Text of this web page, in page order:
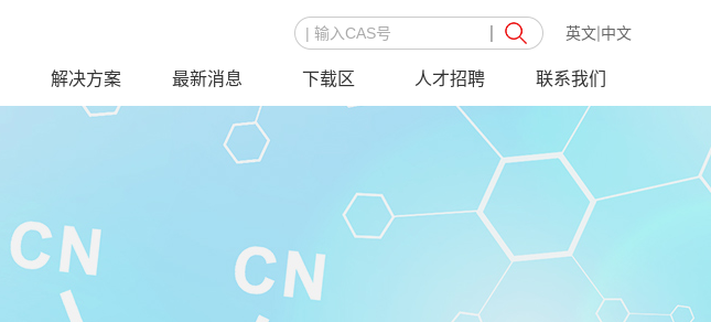
英文 中文
解决方案 最新消息 下载区 人才招聘 联系我们